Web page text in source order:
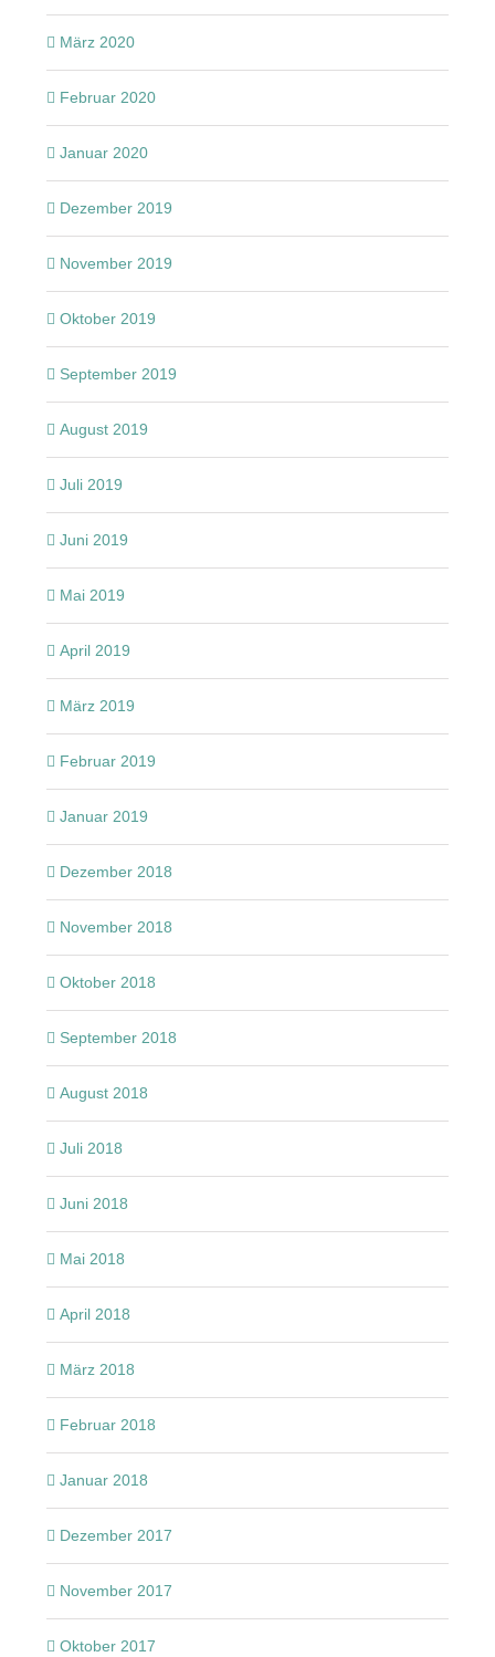
März 2020
Februar 2020
Januar 2020
Dezember 2019
November 2019
Oktober 2019
September 2019
August 2019
Juli 2019
Juni 2019
Mai 2019
April 2019
März 2019
Februar 2019
Januar 2019
Dezember 2018
November 2018
Oktober 2018
September 2018
August 2018
Juli 2018
Juni 2018
Mai 2018
April 2018
März 2018
Februar 2018
Januar 2018
Dezember 2017
November 2017
Oktober 2017